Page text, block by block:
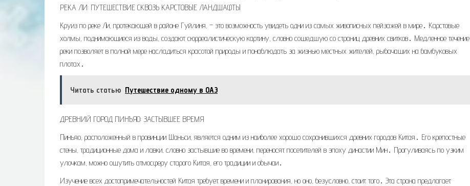
РЕКА ЛИ: ПУТЕШЕСТВИЕ СКВОЗЬ КАРСТОВЫЕ ЛАНДШАФТЫ
Круиз по реке Ли, протекающей в районе Гуйлиня, – это возможность увидеть одни из самых живописных пейзажей в мире․ Карстовые
холмы, поднимающиеся из воды, создают сюрреалистическую картину, словно сошедшую со страниц древних свитков․ Медленное течение
реки позволяет в полной мере насладиться красотой природы и понаблюдать за жизнью местных жителей, рыбачащих на бамбуковых
плотах․
Читать статью Путешествие одному в ОАЭ
ДРЕВНИЙ ГОРОД ПИНЪЯО: ЗАСТЫВШЕЕ ВРЕМЯ
Пинъяо, расположенный в провинции Шаньси, является одним из наиболее хорошо сохранившихся древних городов Китая․ Его крепостные
стены, традиционные дома и лавки, словно застывшие во времени, переносят посетителей в эпоху династии Мин․ Прогуливаясь по узким
улочкам, можно ощутить атмосферу старого Китая, его традиции и обычаи․
Изучение всех достопримечательностей Китая требует времени и планирования, но оно, безусловно, стоит того․ Эта страна предлагает